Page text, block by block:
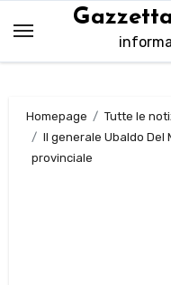
contenuto
Homepage Tutte le
Il generale Ubaldo Del
provinciale